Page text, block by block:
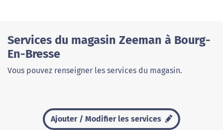
Services du magasin Zeeman à Bourg-
En-Bresse
Vous pouvez renseigner les services du magasin.
Ajouter / Modifier les services